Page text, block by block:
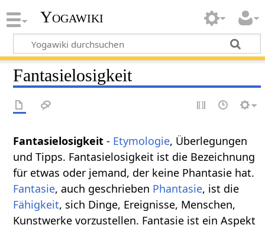
Yogawiki
Fantasielosigkeit
Fantasielosigkeit - Etymologie, Überlegungen
und Tipps. Fantasielosigkeit ist die Bezeichnung
für etwas oder jemand, der keine Phantasie hat.
Fantasie, auch geschrieben Phantasie, ist die
Fähigkeit, sich Dinge, Ereignisse, Menschen,
Kunstwerke vorzustellen. Fantasie ist ein Aspekt